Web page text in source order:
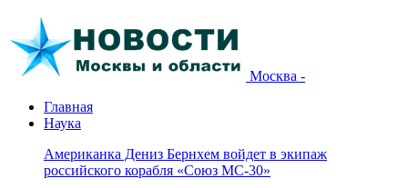
Москва -
Главная
Наука
Американка Дениз Бернхем войдет в экипаж
российского корабля «Союз МС-30»